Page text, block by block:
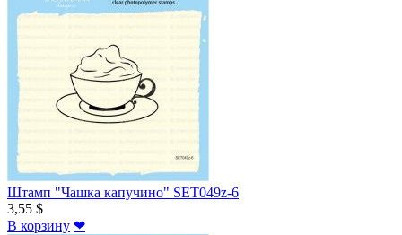
Штамп "Чашка капучино" SET049z-6
3,55 $
В корзину ❤